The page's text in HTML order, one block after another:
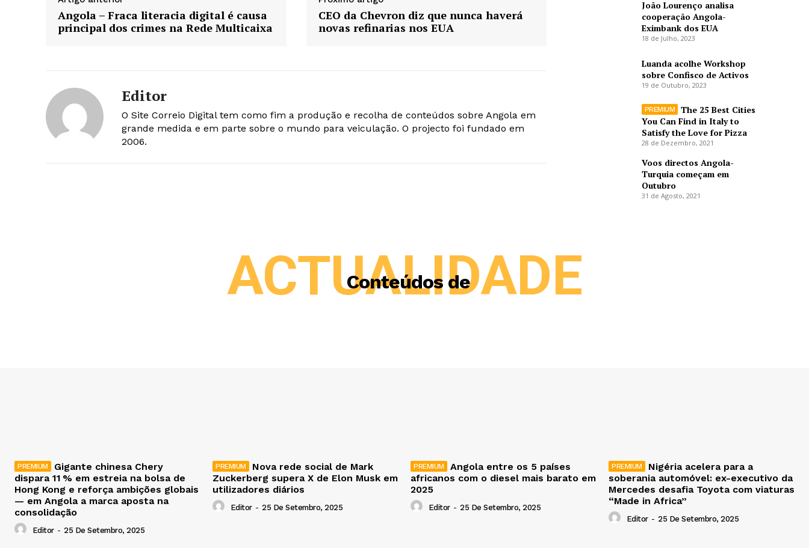
Angola – Fraca literacia digital é causa
principal dos crimes na Rede Multicaixa
CEO da Chevron diz que nunca haverá
novas refinarias nos EUA
Editor
O Site Correio Digital tem como fim a produção e recolha de conteúdos sobre Angola em
grande medida e em parte sobre o mundo para veiculação. O projecto foi fundado em
2006.
João Lourenço analisa
cooperação Angola-
Eximbank dos EUA
18 de Julho, 2023
Luanda acolhe Workshop
sobre Confisco de Activos
19 de Outubro, 2023
The 25 Best Cities
You Can Find in Italy to
Satisfy the Love for Pizza
28 de Dezembro, 2021
Voos directos Angola-
Turquia começam em
Outubro
31 de Agosto, 2021
Conteúdos de
ACTUALIDADE
Gigante chinesa Chery
dispara 11 % em estreia na bolsa de
Hong Kong e reforça ambições globais
— em Angola a marca aposta na
consolidação
Editor - 25 De Setembro, 2025
Nova rede social de Mark
Zuckerberg supera X de Elon Musk em
utilizadores diários
Editor - 25 De Setembro, 2025
Angola entre os 5 países
africanos com o diesel mais barato em
2025
Editor - 25 De Setembro, 2025
Nigéria acelera para a
soberania automóvel: ex-executivo da
Mercedes desafia Toyota com viaturas
“Made in Africa”
Editor - 25 De Setembro, 2025